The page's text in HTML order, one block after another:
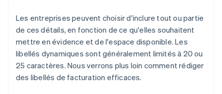
Les entreprises peuvent choisir d'inclure tout ou partie
de ces détails, en fonction de ce qu'elles souhaitent
mettre en évidence et de l'espace disponible. Les
libellés dynamiques sont généralement limités à 20 ou
25 caractères. Nous verrons plus loin comment rédiger
des libellés de facturation efficaces.